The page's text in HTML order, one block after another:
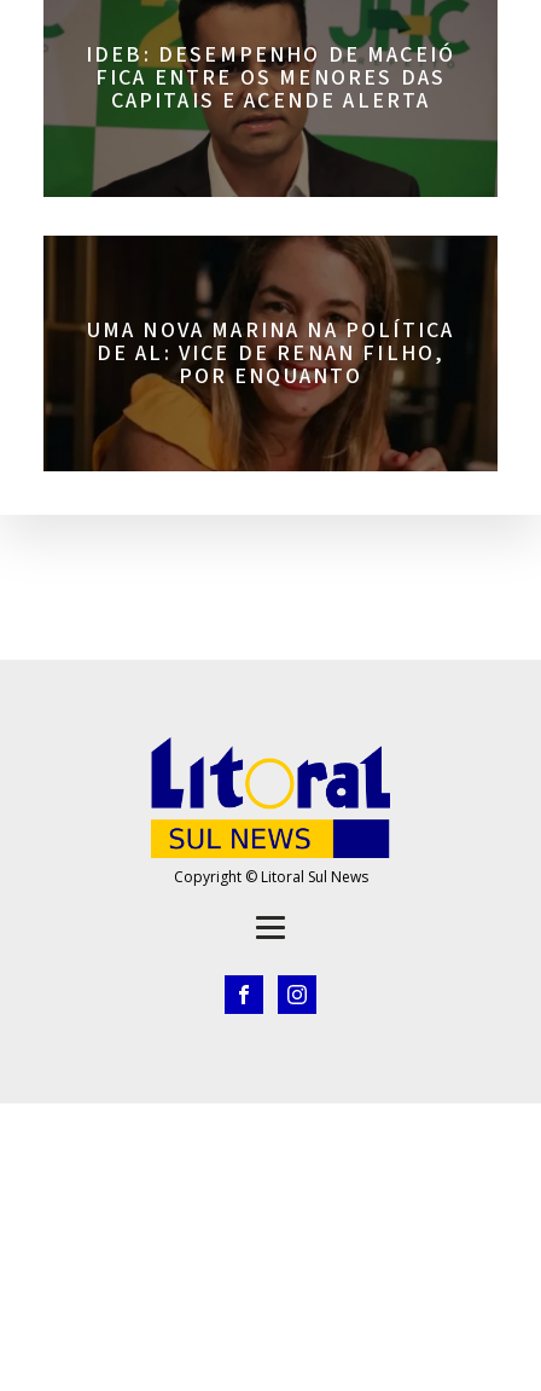
IDEB: DESEMPENHO DE MACEIÓ
FICA ENTRE OS MENORES DAS
CAPITAIS E ACENDE ALERTA
UMA NOVA MARINA NA POLÍTICA
DE AL: VICE DE RENAN FILHO,
POR ENQUANTO
Copyright © Litoral Sul News